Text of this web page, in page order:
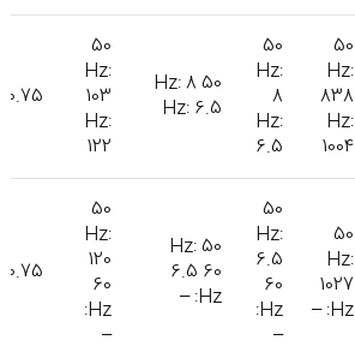
50
Hz:
838
Hz:
1004
50
Hz:
8
Hz:
6.5
50 Hz: 8
Hz: 6.5
50
Hz:
103
Hz:
122
0.75
50
Hz:
1027
Hz: –
50
Hz:
6.5
60
Hz:
–
50 Hz:
6.5 60
Hz: –
50
Hz:
120
60
Hz:
–
0.75